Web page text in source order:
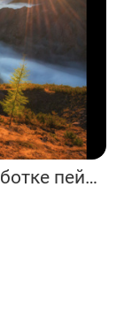
Границы допустимого в обработке пейзажной фотографий. Андрей Грачев.